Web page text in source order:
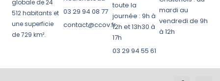
globale de 24
512 habitants et
une superficie
de 729 km².
03 29 94 08 77
contact@ccov.fr
toute la
journée : 9h à
12h et 13h30 à
17h
03 29 94 55 61
mardi au
vendredi de 9h
à 12h